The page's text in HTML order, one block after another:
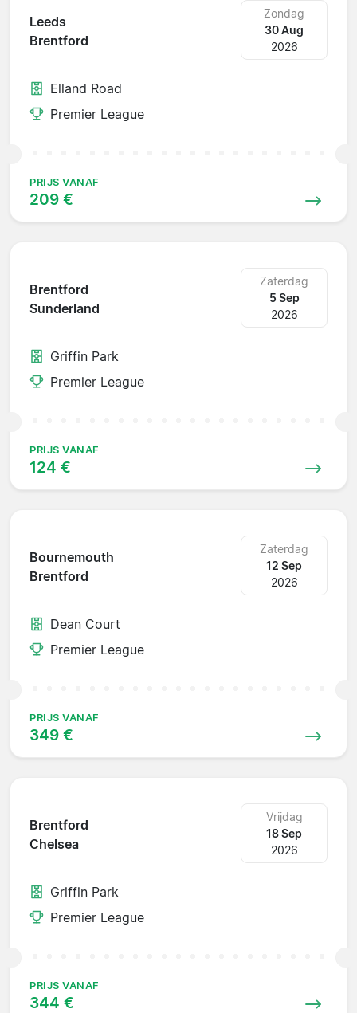
Leeds
Brentford
Zondag
30 Aug
2026
Elland Road
Premier League
PRIJS VANAF
209 €
Brentford
Sunderland
Zaterdag
5 Sep
2026
Griffin Park
Premier League
PRIJS VANAF
124 €
Bournemouth
Brentford
Zaterdag
12 Sep
2026
Dean Court
Premier League
PRIJS VANAF
349 €
Brentford
Chelsea
Vrijdag
18 Sep
2026
Griffin Park
Premier League
PRIJS VANAF
344 €